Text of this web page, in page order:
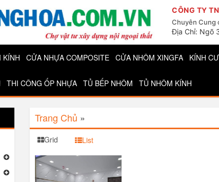
CÔNG TY
Chuyên Cung
Địa Chỉ: Ngõ
KÍNH CỬA NHỰA COMPOSITE CỬA NHÔM XINGFA KÍNH
THI CÔNG ỐP NHỰA TỦ BẾP NHÔM TỦ NHÔM KÍNH
Trang Chủ »
Grid List